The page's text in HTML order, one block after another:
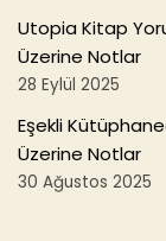
Utopia Kitap
Üzerine Notlar
28 Eylül 2025
Eşekli
Üzerine Notlar
30 Ağustos 2025